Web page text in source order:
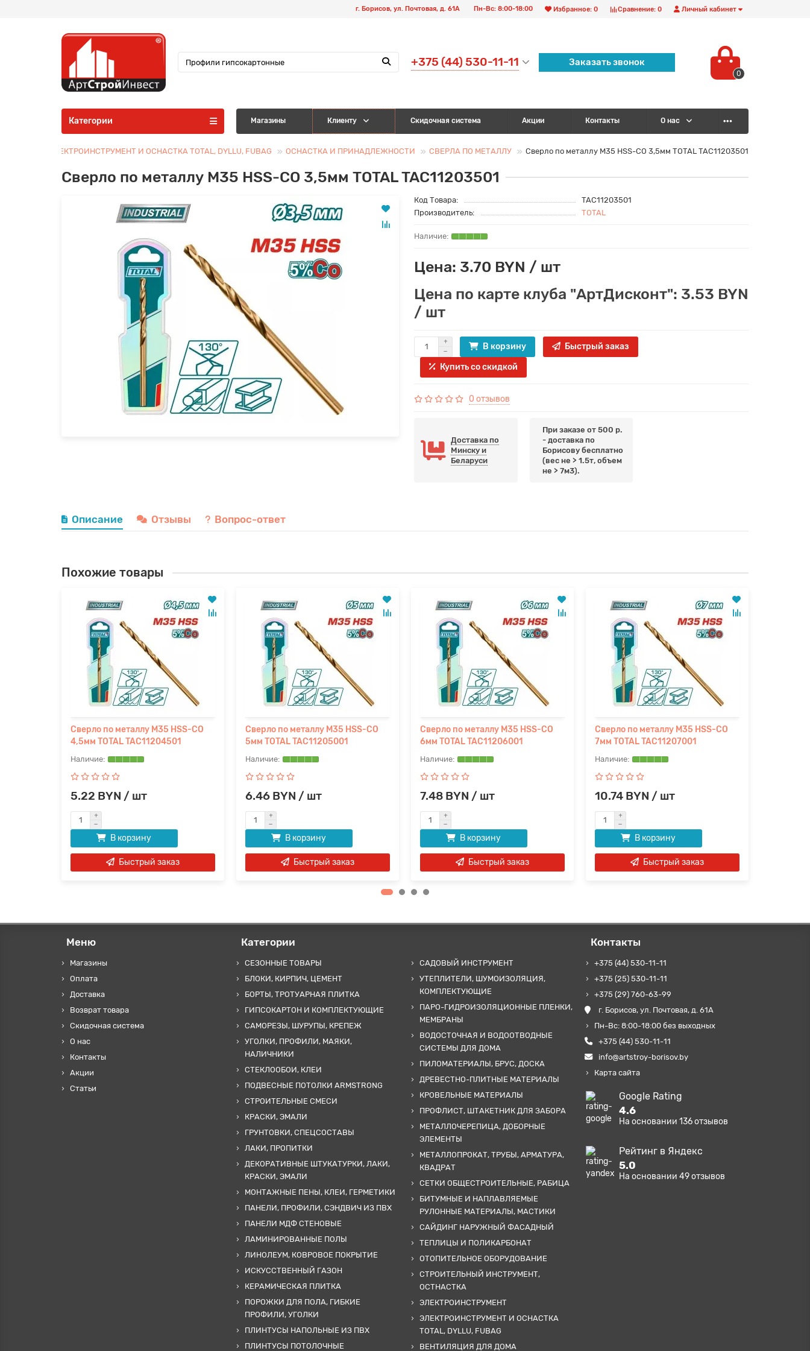
Личный кабинет
Сравнение: 0
Избранное: 0
г. Борисов, ул. Почтовая, д. 61А Пн-Вс: 8:00-18:00
+375 (44) 530-11-11 Заказать звонок
0
Категории Магазины Клиенту Скидочная система Акции Контакты О нас
ЭЛЕКТРОИНСТРУМЕНТ И ОСНАСТКА TOTAL, DYLLU, FUBAG ОСНАСТКА И ПРИНАДЛЕЖНОСТИ СВЕРЛА ПО МЕТАЛЛУ Сверло по металлу M35 HSS-CO 3,5мм TOTAL TAC11203501
Сверло по металлу M35 HSS-CO 3,5мм TOTAL TAC11203501
Код Товара:
TAC11203501
Производитель:
TOTAL
Цена: 3.70 BYN / шт
Цена по карте клуба "АртДисконт": 3.53 BYN
/ шт
В корзину
Быстрый заказ
Купить со скидкой
0 отзывов
Доставка по
Минску и
Беларуси
При заказе от 500 р.
- доставка по
Борисову бесплатно
(вес не > 1.5т, объем
не > 7м3).
Описание Отзывы Вопрос-ответ
Похожие товары
Сверло по металлу M35 HSS-CO
4,5мм TOTAL TAC11204501
5.22 BYN / шт
В корзину
Быстрый заказ
Сверло по металлу M35 HSS-CO
5мм TOTAL TAC11205001
6.46 BYN / шт
В корзину
Быстрый заказ
Сверло по металлу M35 HSS-CO
6мм TOTAL TAC11206001
7.48 BYN / шт
В корзину
Быстрый заказ
Сверло по металлу M35 HSS-CO
7мм TOTAL TAC11207001
10.74 BYN / шт
В корзину
Быстрый заказ
Меню
Магазины
Оплата
Доставка
Возврат товара
Скидочная система
О нас
Контакты
Акции
Статьи
Категории
СЕЗОННЫЕ ТОВАРЫ
БЛОКИ, КИРПИЧ, ЦЕМЕНТ
БОРТЫ, ТРОТУАРНАЯ ПЛИТКА
ГИПСОКАРТОН И КОМПЛЕКТУЮЩИЕ
САМОРЕЗЫ, ШУРУПЫ, КРЕПЕЖ
УГОЛКИ, ПРОФИЛИ, МАЯКИ,
НАЛИЧНИКИ
СТЕКЛООБОИ, КЛЕИ
ПОДВЕСНЫЕ ПОТОЛКИ ARMSTRONG
СТРОИТЕЛЬНЫЕ СМЕСИ
КРАСКИ, ЭМАЛИ
ГРУНТОВКИ, СПЕЦСОСТАВЫ
ЛАКИ, ПРОПИТКИ
ДЕКОРАТИВНЫЕ ШТУКАТУРКИ, ЛАКИ,
КРАСКИ, ЭМАЛИ
МОНТАЖНЫЕ ПЕНЫ, КЛЕИ, ГЕРМЕТИКИ
ПАНЕЛИ, ПРОФИЛИ, СЭНДВИЧ ИЗ ПВХ
ПАНЕЛИ МДФ СТЕНОВЫЕ
ЛАМИНИРОВАННЫЕ ПОЛЫ
ЛИНОЛЕУМ, КОВРОВОЕ ПОКРЫТИЕ
ИСКУССТВЕННЫЙ ГАЗОН
КЕРАМИЧЕСКАЯ ПЛИТКА
ПОРОЖКИ ДЛЯ ПОЛА, ГИБКИЕ
ПРОФИЛИ, УГОЛКИ
ПЛИНТУСЫ НАПОЛЬНЫЕ ИЗ ПВХ
ПЛИНТУСЫ ПОТОЛОЧНЫЕ
САДОВЫЙ ИНСТРУМЕНТ
УТЕПЛИТЕЛИ, ШУМОИЗОЛЯЦИЯ,
КОМПЛЕКТУЮЩИЕ
ПАРО-ГИДРОИЗОЛЯЦИОННЫЕ ПЛЕНКИ,
МЕМБРАНЫ
ВОДОСТОЧНАЯ И ВОДООТВОДНЫЕ
СИСТЕМЫ ДЛЯ ДОМА
ПИЛОМАТЕРИАЛЫ, БРУС, ДОСКА
ДРЕВЕСТНО-ПЛИТНЫЕ МАТЕРИАЛЫ
КРОВЕЛЬНЫЕ МАТЕРИАЛЫ
ПРОФЛИСТ, ШТАКЕТНИК ДЛЯ ЗАБОРА
МЕТАЛЛОЧЕРЕПИЦА, ДОБОРНЫЕ
ЭЛЕМЕНТЫ
МЕТАЛЛОПРОКАТ, ТРУБЫ, АРМАТУРА,
КВАДРАТ
СЕТКИ ОБЩЕСТРОИТЕЛЬНЫЕ, РАБИЦА
БИТУМНЫЕ И НАПЛАВЛЯЕМЫЕ
РУЛОННЫЕ МАТЕРИАЛЫ, МАСТИКИ
САЙДИНГ НАРУЖНЫЙ ФАСАДНЫЙ
ТЕПЛИЦЫ И ПОЛИКАРБОНАТ
ОТОПИТЕЛЬНОЕ ОБОРУДОВАНИЕ
СТРОИТЕЛЬНЫЙ ИНСТРУМЕНТ,
ОСТНАСТКА
ЭЛЕКТРОИНСТРУМЕНТ
ЭЛЕКТРОИНСТРУМЕНТ И ОСНАСТКА
TOTAL, DYLLU, FUBAG
ВЕНТИЛЯЦИЯ ДЛЯ ДОМА
Контакты
+375 (44) 530-11-11
+375 (25) 530-11-11
+375 (29) 760-63-99
г. Борисов, ул. Почтовая, д. 61А
Пн-Вс: 8:00-18:00 без выходных
+375 (44) 530-11-11
info@artstroy-borisov.by
Карта сайта
Google Rating
4.6
На основании 136отзывов
Рейтинг в Яндекс
5.0
На основании 49отзывов